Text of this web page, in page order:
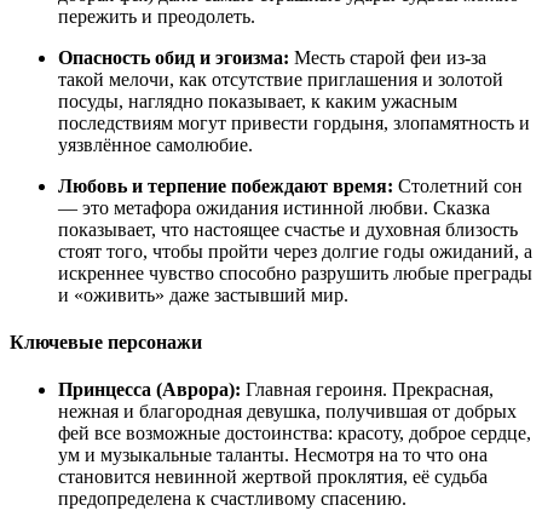
пережить и преодолеть.
Опасность обид и эгоизма: Месть старой феи из-за
такой мелочи, как отсутствие приглашения и золотой
посуды, наглядно показывает, к каким ужасным
последствиям могут привести гордыня, злопамятность и
уязвлённое самолюбие.
Любовь и терпение побеждают время: Столетний сон
— это метафора ожидания истинной любви. Сказка
показывает, что настоящее счастье и духовная близость
стоят того, чтобы пройти через долгие годы ожиданий, а
искреннее чувство способно разрушить любые преграды
и «оживить» даже застывший мир.
Ключевые персонажи
Принцесса (Аврора): Главная героиня. Прекрасная,
нежная и благородная девушка, получившая от добрых
фей все возможные достоинства: красоту, доброе сердце,
ум и музыкальные таланты. Несмотря на то что она
становится невинной жертвой проклятия, её судьба
предопределена к счастливому спасению.